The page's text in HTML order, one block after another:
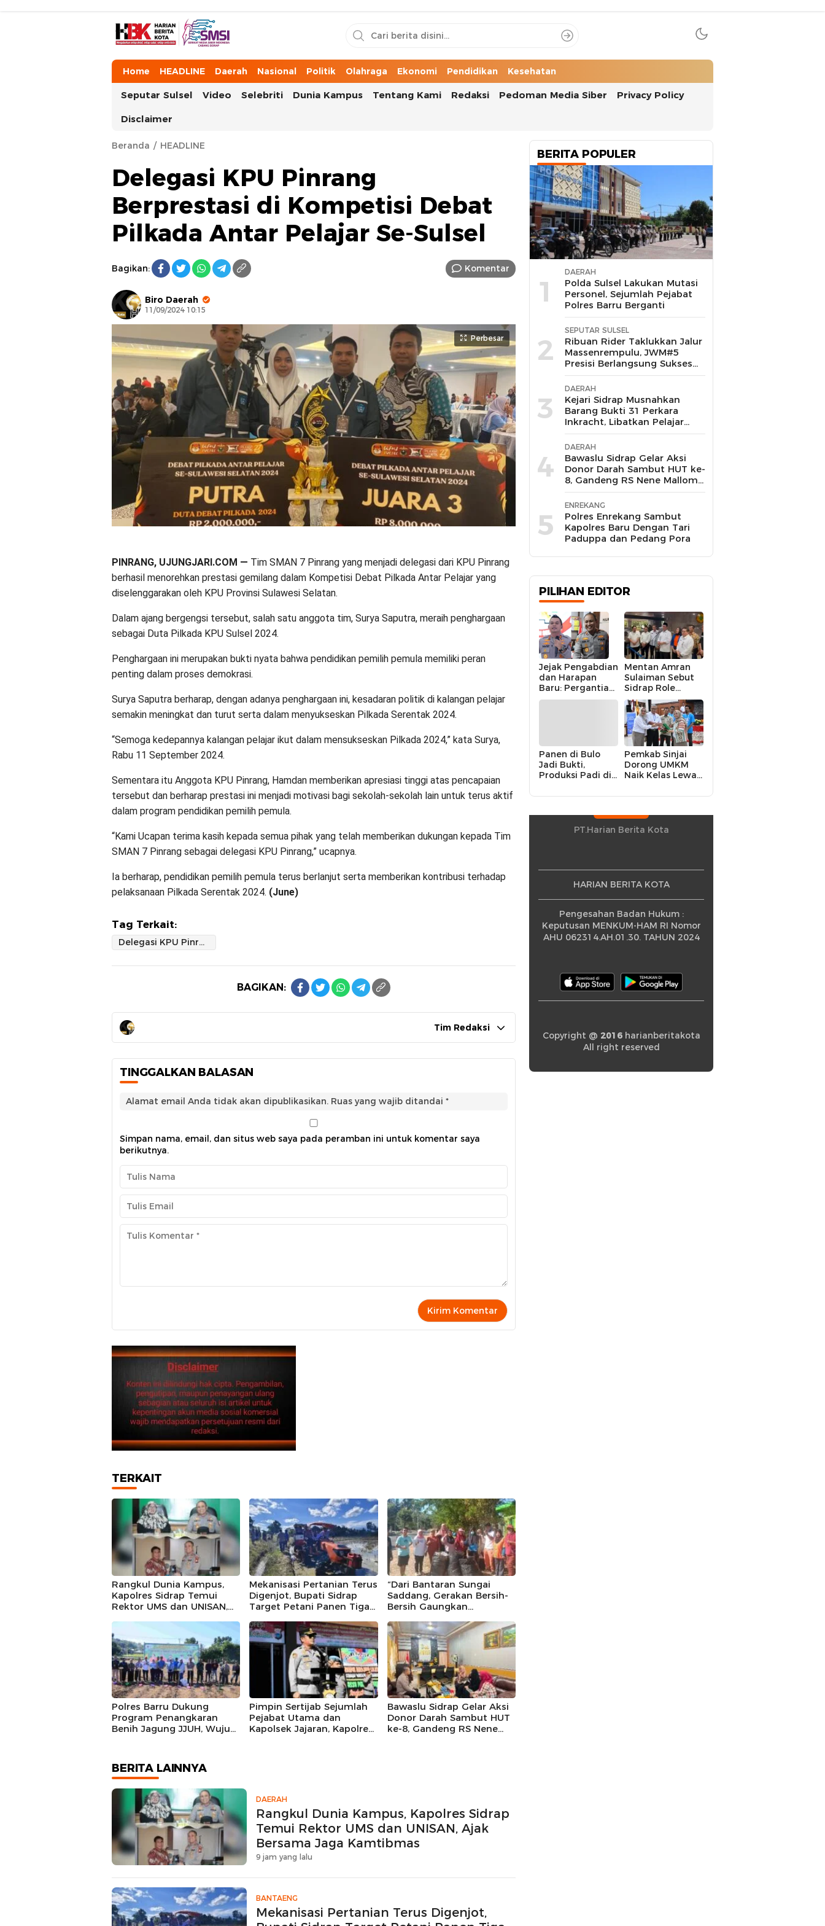
HarianBeritaKota
Mengabarkan Setiap Detil, Sudut, dan Cerita Kota
Home HEADLINE Daerah Nasional Politik Olahraga Ekonomi Pendidikan Kesehatan
Seputar Sulsel Video Selebriti Dunia Kampus Tentang Kami Redaksi Pedoman Media Siber Privacy Policy
Disclaimer
Beranda HEADLINE
Delegasi KPU Pinrang
Berprestasi di Kompetisi Debat
Pilkada Antar Pelajar Se-Sulsel
Bagikan: Komentar
Biro Daerah
11/09/2024 10:15
Perbesar
PINRANG, UJUNGJARI.COM — Tim SMAN 7 Pinrang yang menjadi delegasi dari KPU Pinrang
berhasil menorehkan prestasi gemilang dalam Kompetisi Debat Pilkada Antar Pelajar yang
diselenggarakan oleh KPU Provinsi Sulawesi Selatan.
Dalam ajang bergengsi tersebut, salah satu anggota tim, Surya Saputra, meraih penghargaan
sebagai Duta Pilkada KPU Sulsel 2024.
Penghargaan ini merupakan bukti nyata bahwa pendidikan pemilih pemula memiliki peran
penting dalam proses demokrasi.
Surya Saputra berharap, dengan adanya penghargaan ini, kesadaran politik di kalangan pelajar
semakin meningkat dan turut serta dalam menyukseskan Pilkada Serentak 2024.
“Semoga kedepannya kalangan pelajar ikut dalam mensukseskan Pilkada 2024,” kata Surya,
Rabu 11 September 2024.
Sementara itu Anggota KPU Pinrang, Hamdan memberikan apresiasi tinggi atas pencapaian
tersebut dan berharap prestasi ini menjadi motivasi bagi sekolah-sekolah lain untuk terus aktif
dalam program pendidikan pemilih pemula.
“Kami Ucapan terima kasih kepada semua pihak yang telah memberikan dukungan kepada Tim
SMAN 7 Pinrang sebagai delegasi KPU Pinrang,” ucapnya.
Ia berharap, pendidikan pemilih pemula terus berlanjut serta memberikan kontribusi terhadap
pelaksanaan Pilkada Serentak 2024. (June)
Tag Terkait:
Delegasi KPU Pinrang Berprestasi di Kompetisi Debat Pilkada Antar Pelajar Se-Sulsel
BAGIKAN:
Tim Redaksi
TINGGALKAN BALASAN
Alamat email Anda tidak akan dipublikasikan. Ruas yang wajib ditandai *
Simpan nama, email, dan situs web saya pada peramban ini untuk komentar saya
berikutnya.
TERKAIT
Rangkul Dunia Kampus,
Kapolres Sidrap Temui
Rektor UMS dan UNISAN,
Mekanisasi Pertanian Terus
Digenjot, Bupati Sidrap
Target Petani Panen Tiga
di Botto, 10,5 Hektare
Sawah Langsung Diolah
dengan Rotavator dan
“Dari Bantaran Sungai
Saddang, Gerakan Bersih-
Bersih Gaungkan
Lingkungan”.
Polres Barru Dukung
Program Penangkaran
Benih Jagung JJUH, Wujud
Pimpin Sertijab Sejumlah
Pejabat Utama dan
Kapolsek Jajaran, Kapolres
Bawaslu Sidrap Gelar Aksi
Donor Darah Sambut HUT
ke-8, Gandeng RS Nene
BERITA LAINNYA
DAERAH
Rangkul Dunia Kampus, Kapolres Sidrap
Temui Rektor UMS dan UNISAN, Ajak
Bersama Jaga Kamtibmas
9 jam yang lalu
BANTAENG
Mekanisasi Pertanian Terus Digenjot,
BERITA POPULER
1
DAERAH
Polda Sulsel Lakukan Mutasi
Personel, Sejumlah Pejabat
Polres Barru Berganti
2
SEPUTAR SULSEL
Ribuan Rider Taklukkan Jalur
Massenrempulu, JWM#5
Presisi Berlangsung Sukses
dan Kondusif
3
DAERAH
Kejari Sidrap Musnahkan
Barang Bukti 31 Perkara
Inkracht, Libatkan Pelajar
untuk Edukasi Bahaya
Narkoba
4
DAERAH
Bawaslu Sidrap Gelar Aksi
Donor Darah Sambut HUT ke-
8, Gandeng RS Nene Mallomo
dan Polres
5
ENREKANG
Polres Enrekang Sambut
Kapolres Baru Dengan Tari
Paduppa dan Pedang Pora
PILIHAN EDITOR
Jejak Pengabdian
dan Harapan
Baru: Pergantian
Kapolres Sidrap
Mentan Amran
Sulaiman Sebut
Sidrap Role
Model Nasional
dalam Menjaga
Stabilitas Harga
Telur
Panen di Bulo
Jadi Bukti,
Produksi Padi di
Kecamatan
Rekor
Peningkatan
Pemkab Sinjai
Dorong UMKM
Naik Kelas Lewat
Strategis
PT.Harian Berita Kota
HARIAN BERITA KOTA
Pengesahan Badan Hukum :
Keputusan MENKUM-HAM RI Nomor
AHU 062314.AH.01.30. TAHUN 2024
Copyright @ 2016harianberitakota
All right reserved